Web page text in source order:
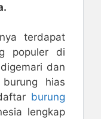
terdapat
populer di
dan
hias
burung
lengkap